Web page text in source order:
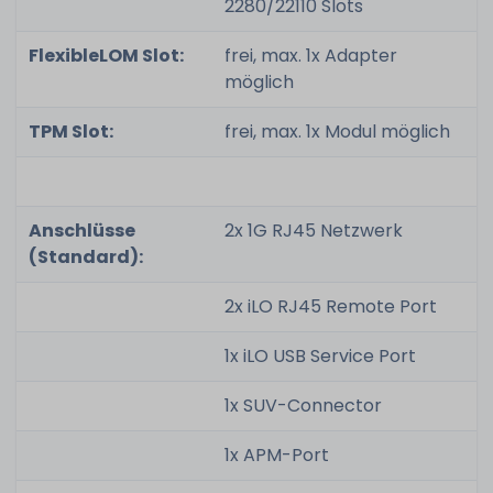
2280/22110 Slots
FlexibleLOM Slot:
frei, max. 1x Adapter
möglich
TPM Slot:
frei, max. 1x Modul möglich
Anschlüsse
(Standard):
2x 1G RJ45 Netzwerk
2x iLO RJ45 Remote Port
1x iLO USB Service Port
1x SUV-Connector
1x APM-Port